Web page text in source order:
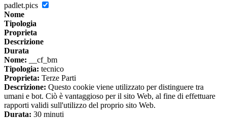
padlet.pics
Nome
Tipologia
Proprieta
Descrizione
Durata
Nome: __cf_bm
Tipologia: tecnico
Proprieta: Terze Parti
Descrizione: Questo cookie viene utilizzato per distinguere tra
umani e bot. Ciò è vantaggioso per il sito Web, al fine di effettuare
rapporti validi sull'utilizzo del proprio sito Web.
Durata: 30 minuti